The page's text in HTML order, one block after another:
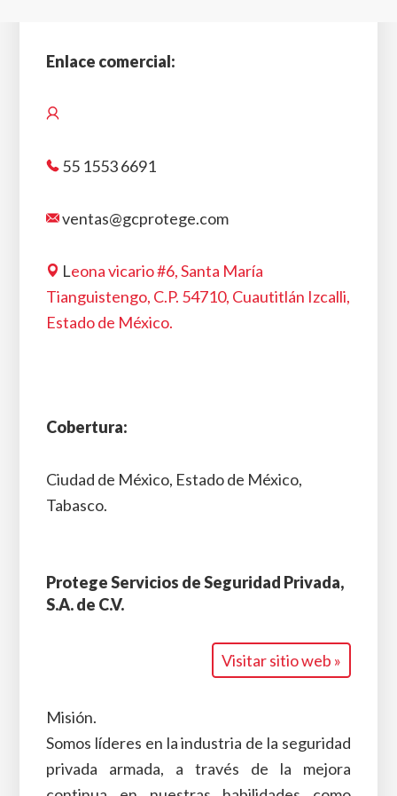
Enlace comercial:
55 1553 6691
ventas@gcprotege.com
Leona vicario #6, Santa María
Tianguistengo, C.P. 54710, Cuautitlán Izcalli,
Estado de México.
Cobertura:
Ciudad de México, Estado de México,
Tabasco.
Protege Servicios de Seguridad Privada,
S.A. de C.V.
Visitar sitio web »
Misión.
Somos líderes en la industria de la seguridad
privada armada, a través de la mejora